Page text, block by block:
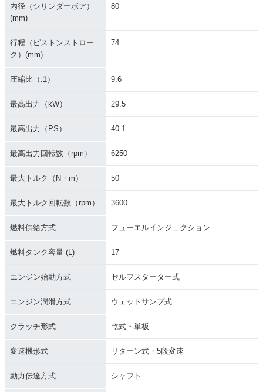
内径（シリンダーボア）
(mm)
80
行程（ピストンストロー
ク）(mm)
74
圧縮比（:1） 9.6
最高出力（kW） 29.5
最高出力（PS） 40.1
最高出力回転数（rpm） 6250
最大トルク（N・m） 50
最大トルク回転数（rpm） 3600
燃料供給方式 フューエルインジェクション
燃料タンク容量 (L) 17
エンジン始動方式 セルフスターター式
エンジン潤滑方式 ウェットサンプ式
クラッチ形式 乾式・単板
変速機形式 リターン式・5段変速
動力伝達方式 シャフト